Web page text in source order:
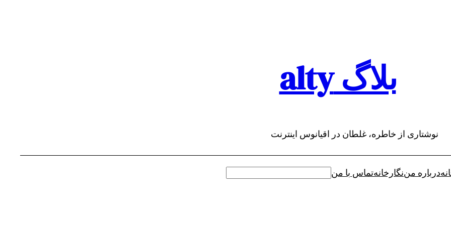
بلاگ alty
نوشتاری از خاطره، غلطان در اقیانوس اینترنت
درباره مننگارخانهتماس با من